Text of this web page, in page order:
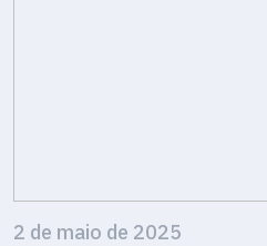
2 de maio de 2025